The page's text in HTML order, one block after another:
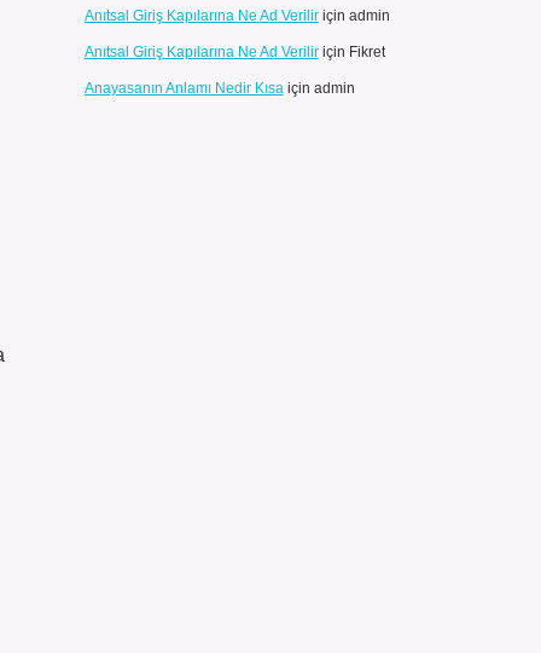
Anıtsal Giriş Kapılarına Ne Ad Veriliriçin admin
Anıtsal Giriş Kapılarına Ne Ad Veriliriçin Fikret
Anayasanın Anlamı Nedir Kısaiçin admin